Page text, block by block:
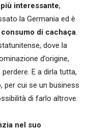
interessante,
la Germania ed è
di cachaça.
dove la
d’origine,
E a dirla tutta,
per cui se un business
di farlo altrove.
nel suo